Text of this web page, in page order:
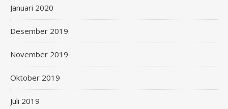
Januari 2020
Desember 2019
November 2019
Oktober 2019
Juli 2019